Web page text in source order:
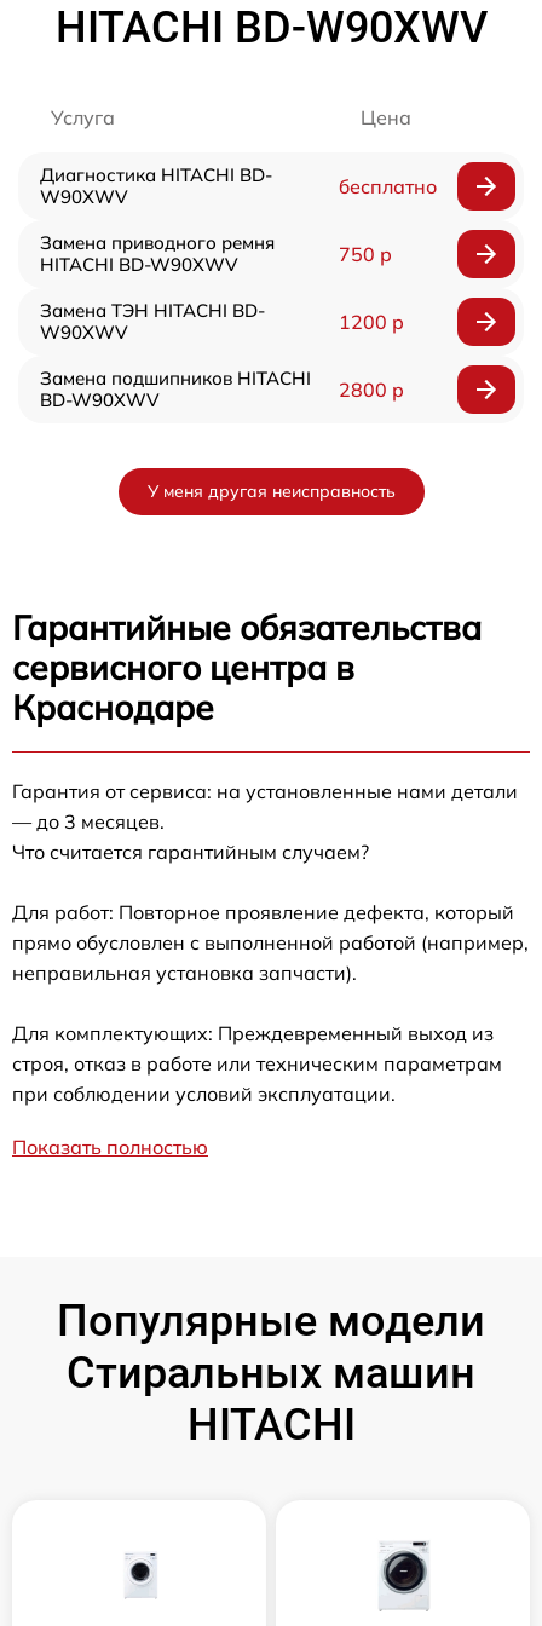
HITACHI BD-W90XWV
Услуга Цена
Диагностика HITACHI BD-
W90XWV
бесплатно
Замена приводного ремня
HITACHI BD-W90XWV
750 р
Замена ТЭН HITACHI BD-
W90XWV
1200 р
Замена подшипников HITACHI
BD-W90XWV
2800 р
У меня другая неисправность
Гарантийные обязательства
сервисного центра в
Краснодаре
Гарантия от сервиса: на установленные нами детали
— до 3 месяцев.
Что считается гарантийным случаем?
Для работ: Повторное проявление дефекта, который
прямо обусловлен с выполненной работой (например,
неправильная установка запчасти).
Для комплектующих: Преждевременный выход из
строя, отказ в работе или техническим параметрам
при соблюдении условий эксплуатации.
Показать полностью
Популярные модели
Стиральных машин
HITACHI